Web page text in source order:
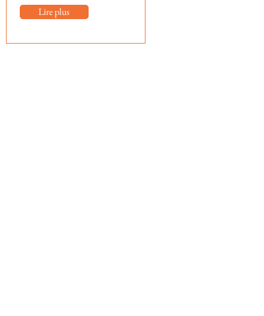
Lire plus